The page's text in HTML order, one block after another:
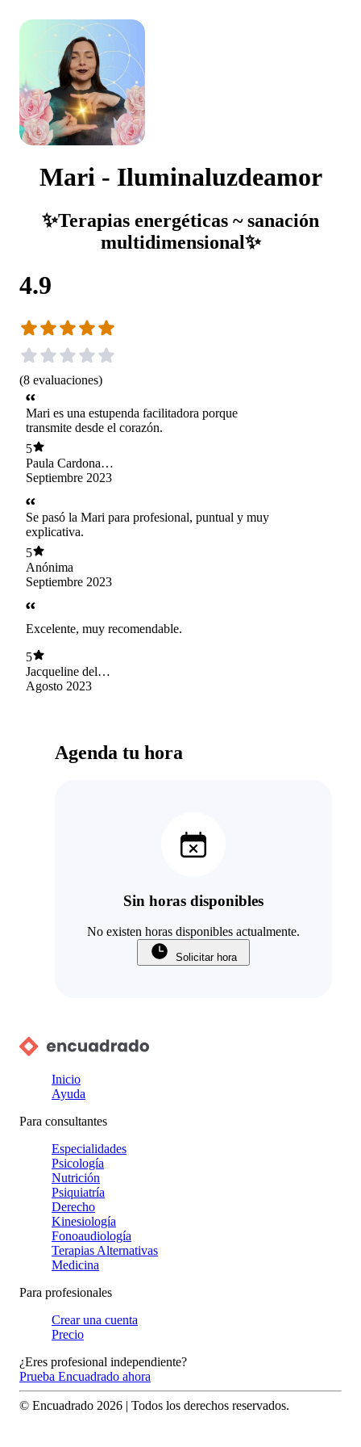
Mari - Iluminaluzdeamor
✨Terapias energéticas ~ sanación
multidimensional✨
4.9
(8 evaluaciones)
Mari es una estupenda facilitadora porque
transmite desde el corazón.
5
Paula Cardona
Herrera
Septiembre 2023
Se pasó la Mari para profesional, puntual y muy
explicativa.
5
Anónima
Septiembre 2023
Excelente, muy recomendable.
5
Jacqueline del
Carmen Palominos
Agosto 2023
Agenda tu hora
Sin horas disponibles
No existen horas disponibles actualmente.
Solicitar hora
Inicio
Ayuda
Para consultantes
Especialidades
Psicología
Nutrición
Psiquiatría
Derecho
Kinesiología
Fonoaudiología
Terapias Alternativas
Medicina
Para profesionales
Crear una cuenta
Precio
¿Eres profesional independiente?
Prueba Encuadrado ahora
© Encuadrado 2026 | Todos los derechos reservados.